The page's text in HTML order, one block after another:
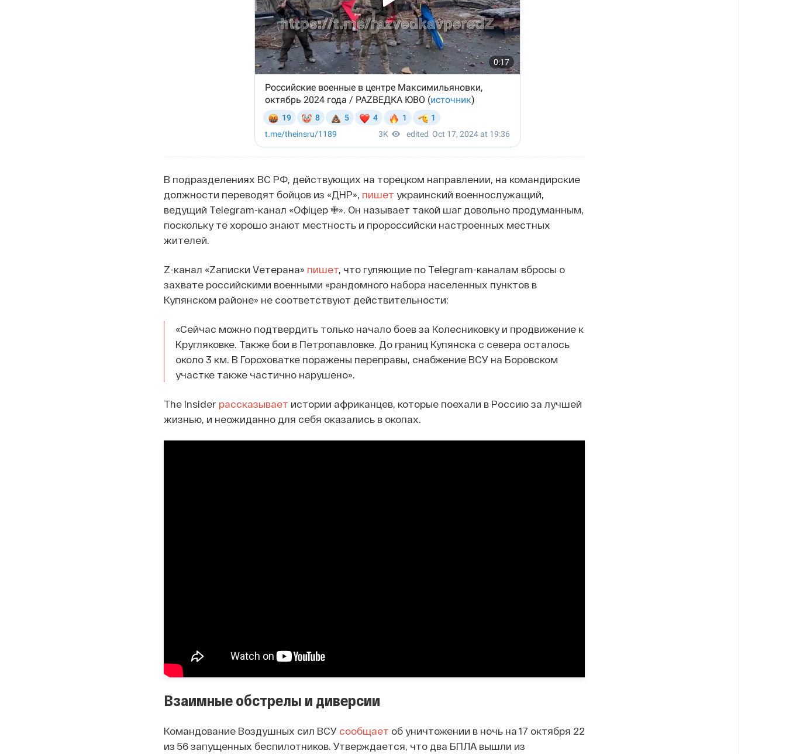
В подразделениях ВС РФ, действующих на торецком направлении, на командирские
должности переводят бойцов из «ДНР», пишет украинский военнослужащий,
ведущий Telegram-канал «Офіцер ✙». Он называет такой шаг довольно продуманным,
поскольку те хорошо знают местность и пророссийски настроенных местных
жителей.
Z-канал «Zаписки Vетерана» пишет, что гуляющие по Telegram-каналам вбросы о
захвате российскими военными «рандомного набора населенных пунктов в
Купянском районе» не соответствуют действительности:
«Сейчас можно подтвердить только начало боев за Колесниковку и продвижение к
Кругляковке. Также бои в Петропавловке. До границ Купянска с севера осталось
около 3 км. В Гороховатке поражены переправы, снабжение ВСУ на Боровском
участке также частично нарушено».
The Insider рассказывает истории африканцев, которые поехали в Россию за лучшей
жизнью, и неожиданно для себя оказались в окопах.
Взаимные обстрелы и диверсии
Командование Воздушных сил ВСУ сообщает об уничтожении в ночь на 17 октября 22
из 56 запущенных беспилотников. Утверждается, что два БПЛА вышли из